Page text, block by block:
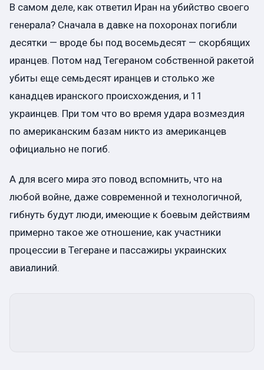
В самом деле, как ответил Иран на убийство своего
генерала? Сначала в давке на похоронах погибли
десятки — вроде бы под восемьдесят — скорбящих
иранцев. Потом над Тегераном собственной ракетой
убиты еще семьдесят иранцев и столько же
канадцев иранского происхождения, и 11
украинцев. При том что во время удара возмездия
по американским базам никто из американцев
официально не погиб.
А для всего мира это повод вспомнить, что на
любой войне, даже современной и технологичной,
гибнуть будут люди, имеющие к боевым действиям
примерно такое же отношение, как участники
процессии в Тегеране и пассажиры украинских
авиалиний.